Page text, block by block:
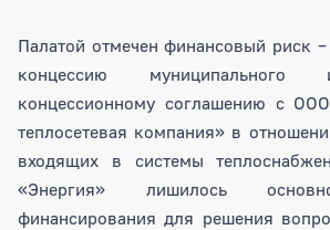
Палатой отмечен финансовый риск
концессию муниципального
концессионному соглашению с
теплосетевая компания» в
входящих в системы
«Энергия» лишилось
финансирования для решения